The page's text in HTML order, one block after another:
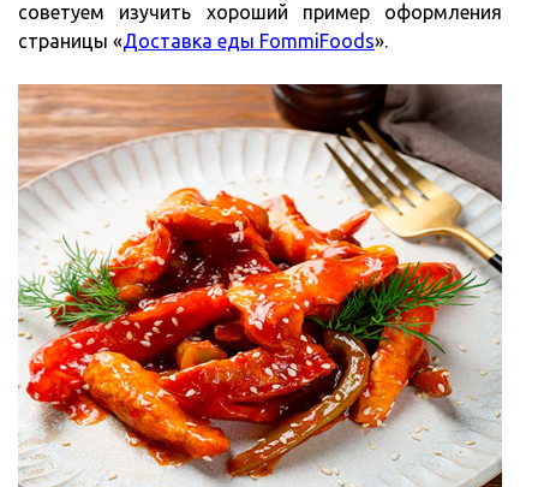
советуем изучить хороший пример оформления
страницы «Доставка еды FommiFoods».